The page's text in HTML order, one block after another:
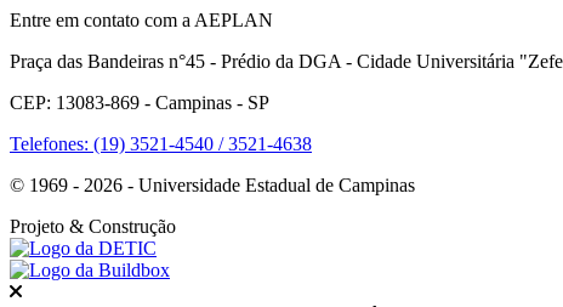
Entre em contato com a AEPLAN
Praça das Bandeiras n°45 - Prédio da DGA - Cidade Universitária
CEP: 13083-869 - Campinas - SP
Telefones: (19) 3521-4540 / 3521-4638
© 1969 - 2026 - Universidade Estadual de Campinas
Projeto & Construção
Fechar